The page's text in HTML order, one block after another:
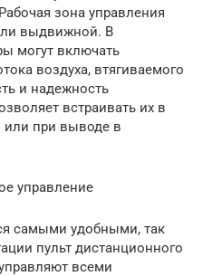
зона управления
выдвижной. В
могут включать
воздуха, втягиваемого
и надежность
встраивать их в
или при выводе в
управление
самыми удобными, так
пульт дистанционного
всеми